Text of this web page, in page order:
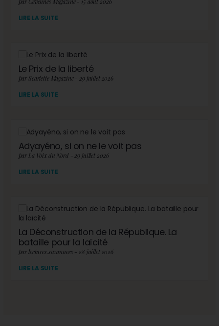
LIRE LA SUITE
Le Prix de la liberté
par Scarlette Magazine - 29 juillet 2026
LIRE LA SUITE
Adyayéno, si on ne le voit pas
par La Voix du Nord - 29 juillet 2026
LIRE LA SUITE
La Déconstruction de la République. La
bataille pour la laïcité
par lectures.suzannees - 28 juillet 2026
LIRE LA SUITE